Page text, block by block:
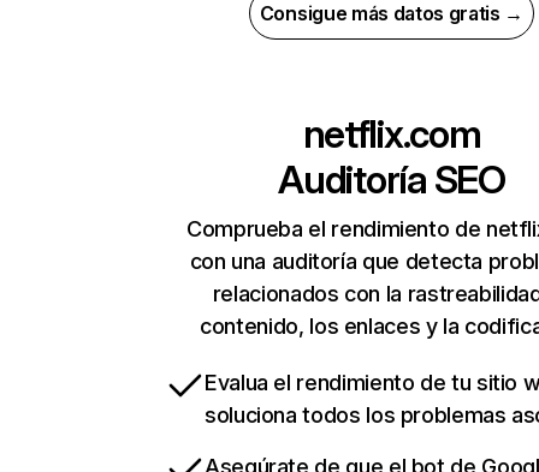
Consigue más datos gratis →
netflix.com
Auditoría SEO
Comprueba el rendimiento de
con una auditoría que detecta
relacionados con la
contenido, los enlaces y la
Evalua el rendimiento de tu sitio
soluciona todos los problemas
Asegúrate de que el bot de